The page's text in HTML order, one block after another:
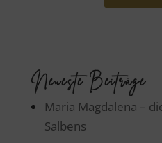
Neueste Beiträge
Maria Magdalena –
Salbens